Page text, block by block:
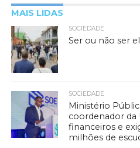
MAIS LIDAS
SOCIEDADE
Ser ou não ser
SOCIEDADE
Ministério
coordenador da
financeiros e
milhões de